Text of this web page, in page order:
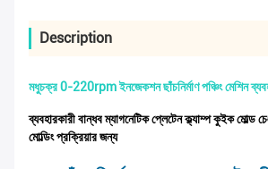
Description
মধুচক্র 0-220rpm ইনজেকশন ছাঁচনির্মাণ পঞ্চিং মেশিন
ব্যবহারকারী বান্ধব ম্যাগনেটিক প্লেটেন ক্ল্যাম্প কুইক মোল্ড
মোল্ডিং প্রক্রিয়ার জন্য